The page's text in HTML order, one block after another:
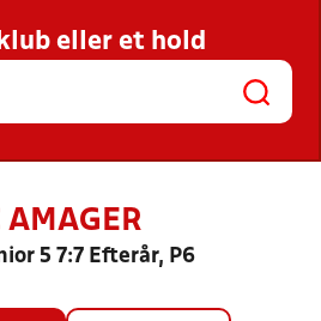
KLUBBER OG
HOLD
eller et hold
AMAGER
5 7:7 Efterår, P6